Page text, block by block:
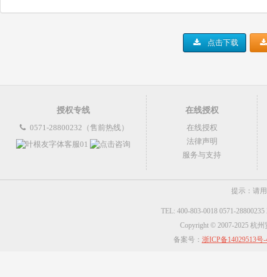
点击下载
授权专线
0571-28800232（售前热线）
在线授权
在线授权
法律声明
服务与支持
提示：请
TEL: 400-803-0018 0571-
Copyright © 2007-2025 杭
备案号： 浙ICP备14029513号-